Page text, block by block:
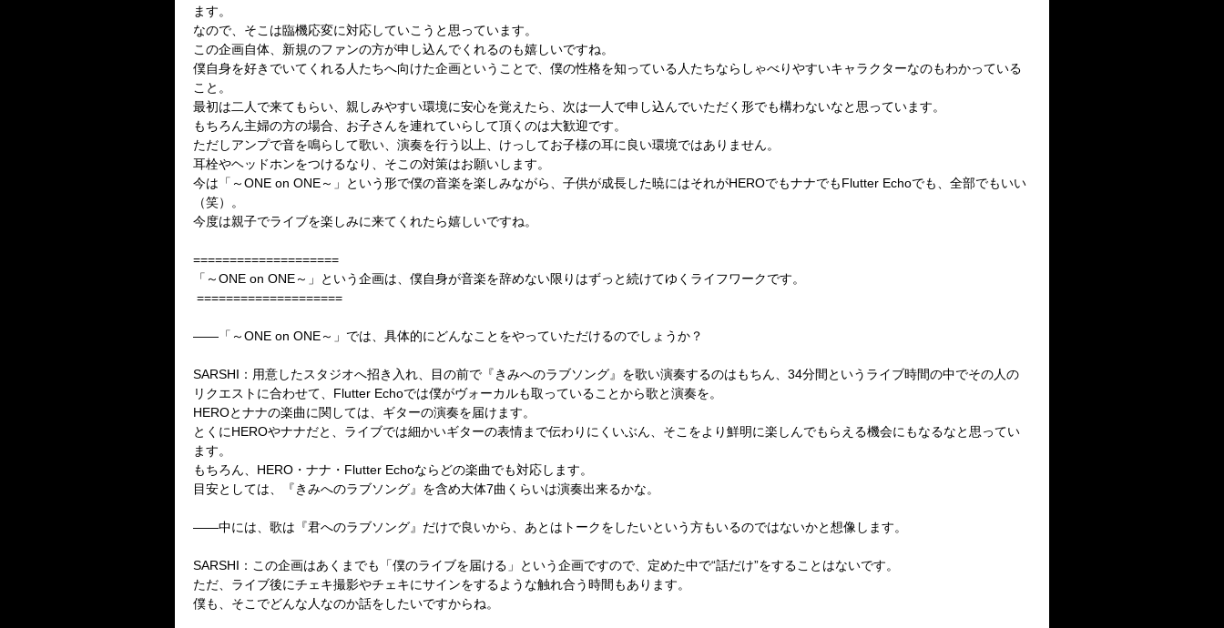
ます。
なので、そこは臨機応変に対応していこうと思っています。
この企画自体、新規のファンの方が申し込んでくれるのも嬉しいですね。
僕自身を好きでいてくれる人たちへ向けた企画ということで、僕の性格を知っている人たちならしゃべりやすいキャラクターなのもわかっている
こと。
最初は二人で来てもらい、親しみやすい環境に安心を覚えたら、次は一人で申し込んでいただく形でも構わないなと思っています。
もちろん主婦の方の場合、お子さんを連れていらして頂くのは大歓迎です。
ただしアンプで音を鳴らして歌い、演奏を行う以上、けっしてお子様の耳に良い環境ではありません。
耳栓やヘッドホンをつけるなり、そこの対策はお願いします。
今は「～ONE on ONE～」という形で僕の音楽を楽しみながら、子供が成長した暁にはそれがHEROでもナナでもFlutter Echoでも、全部でもいい
（笑）。
今度は親子でライブを楽しみに来てくれたら嬉しいですね。
====================
「～ONE on ONE～」という企画は、僕自身が音楽を辞めない限りはずっと続けてゆくライフワークです。
====================
――「～ONE on ONE～」では、具体的にどんなことをやっていただけるのでしょうか？
SARSHI：用意したスタジオへ招き入れ、目の前で『きみへのラブソング』を歌い演奏するのはもちん、34分間というライブ時間の中でその人の
リクエストに合わせて、Flutter Echoでは僕がヴォーカルも取っていることから歌と演奏を。
HEROとナナの楽曲に関しては、ギターの演奏を届けます。
とくにHEROやナナだと、ライブでは細かいギターの表情まで伝わりにくいぶん、そこをより鮮明に楽しんでもらえる機会にもなるなと思ってい
ます。
もちろん、HERO・ナナ・Flutter Echoならどの楽曲でも対応します。
目安としては、『きみへのラブソング』を含め大体7曲くらいは演奏出来るかな。
――中には、歌は『君へのラブソング』だけで良いから、あとはトークをしたいという方もいるのではないかと想像します。
SARSHI：この企画はあくまでも「僕のライブを届ける」という企画ですので、定めた中で“話だけ”をすることはないです。
ただ、ライブ後にチェキ撮影やチェキにサインをするような触れ合う時間もあります。
僕も、そこでどんな人なのか話をしたいですからね。